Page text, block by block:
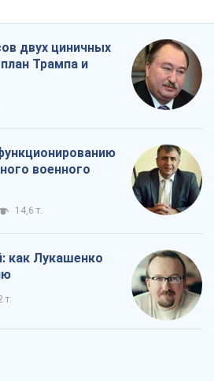
двух циничных
Трампа и
военного
14,6 т.
как Лукашенко
т.